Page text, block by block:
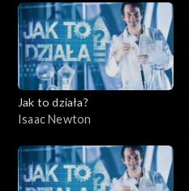
Jak to działa?
Isaac Newton